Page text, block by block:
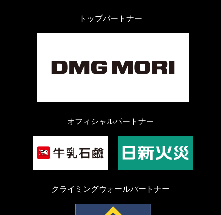
トップパートナー
オフィシャルパートナー
クライミングウォールパートナー